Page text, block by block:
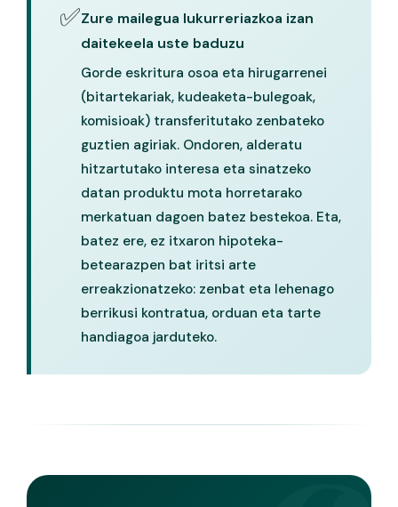
✅Zure mailegua lukurreriazkoa izan
daitekeela uste baduzu
Gorde eskritura osoa eta hirugarrenei
(bitartekariak, kudeaketa-bulegoak,
komisioak) transferitutako zenbateko
guztien agiriak. Ondoren, alderatu
hitzartutako interesa eta sinatzeko
datan produktu mota horretarako
merkatuan dagoen batez bestekoa. Eta,
batez ere, ez itxaron hipoteka-
betearazpen bat iritsi arte
erreakzionatzeko: zenbat eta lehenago
berrikusi kontratua, orduan eta tarte
handiagoa jarduteko.